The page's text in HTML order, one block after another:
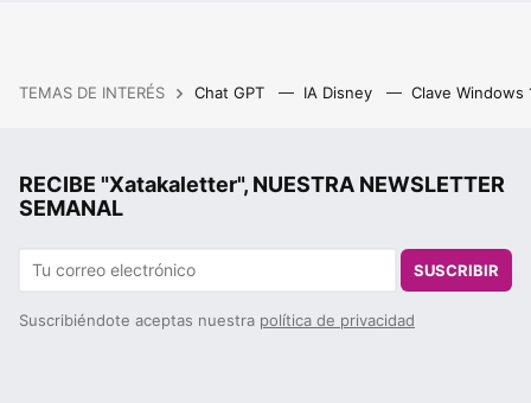
TEMAS DE INTERÉS Chat GPT IA Disney Clave Windows
RECIBE "Xatakaletter", NUESTRA NEWSLETTER
SEMANAL
SUSCRIBIR
Suscribiéndote aceptas nuestra política de privacidad